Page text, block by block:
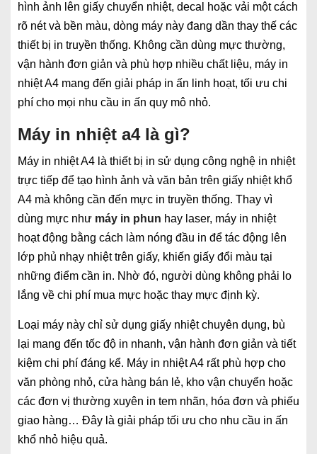
hình ảnh lên giấy chuyển nhiệt, decal hoặc vải một cách
rõ nét và bền màu, dòng máy này đang dần thay thế các
thiết bị in truyền thống. Không cần dùng mực thường,
vận hành đơn giản và phù hợp nhiều chất liệu, máy in
nhiệt A4 mang đến giải pháp in ấn linh hoạt, tối ưu chi
phí cho mọi nhu cầu in ấn quy mô nhỏ.
Máy in nhiệt a4 là gì?
Máy in nhiệt A4 là thiết bị in sử dụng công nghệ in nhiệt
trực tiếp để tạo hình ảnh và văn bản trên giấy nhiệt khổ
A4 mà không cần đến mực in truyền thống. Thay vì
dùng mực như máy in phun hay laser, máy in nhiệt
hoạt động bằng cách làm nóng đầu in để tác động lên
lớp phủ nhạy nhiệt trên giấy, khiến giấy đổi màu tại
những điểm cần in. Nhờ đó, người dùng không phải lo
lắng về chi phí mua mực hoặc thay mực định kỳ.
Loại máy này chỉ sử dụng giấy nhiệt chuyên dụng, bù
lại mang đến tốc độ in nhanh, vận hành đơn giản và tiết
kiệm chi phí đáng kể. Máy in nhiệt A4 rất phù hợp cho
văn phòng nhỏ, cửa hàng bán lẻ, kho vận chuyển hoặc
các đơn vị thường xuyên in tem nhãn, hóa đơn và phiếu
giao hàng… Đây là giải pháp tối ưu cho nhu cầu in ấn
khổ nhỏ hiệu quả.